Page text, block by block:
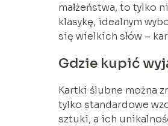
małżeństwa, to tylko
klasykę, idealnym
się wielkich słów –
Gdzie kupić
Kartki ślubne można
tylko standardowe
sztuki, a ich